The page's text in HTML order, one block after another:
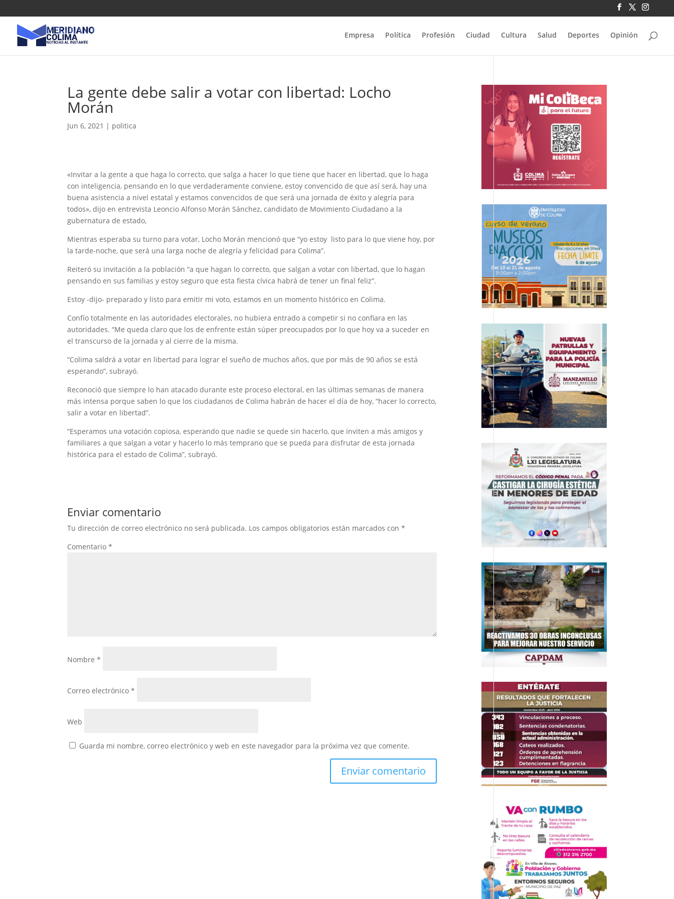
Empresa Política Profesión Ciudad Cultura Salud Deportes Opinión
La gente debe salir a votar con libertad: Locho
Morán
Jun 6, 2021 | politica
«Invitar a la gente a que haga lo correcto, que salga a hacer lo que tiene que hacer en libertad, que lo haga
con inteligencia, pensando en lo que verdaderamente conviene, estoy convencido de que así será, hay una
buena asistencia a nivel estatal y estamos convencidos de que será una jornada de éxito y alegría para
todos», dijo en entrevista Leoncio Alfonso Morán Sánchez, candidato de Movimiento Ciudadano a la
gubernatura de estado,
Mientras esperaba su turno para votar, Locho Morán mencionó que “yo estoy listo para lo que viene hoy, por
la tarde-noche, que será una larga noche de alegría y felicidad para Colima”.
Reiteró su invitación a la población “a que hagan lo correcto, que salgan a votar con libertad, que lo hagan
pensando en sus familias y estoy seguro que esta fiesta cívica habrá de tener un final feliz”.
Estoy -dijo- preparado y listo para emitir mi voto, estamos en un momento histórico en Colima.
Confío totalmente en las autoridades electorales, no hubiera entrado a competir si no confiara en las
autoridades. “Me queda claro que los de enfrente están súper preocupados por lo que hoy va a suceder en
el transcurso de la jornada y al cierre de la misma.
“Colima saldrá a votar en libertad para lograr el sueño de muchos años, que por más de 90 años se está
esperando”, subrayó.
Reconoció que siempre lo han atacado durante este proceso electoral, en las últimas semanas de manera
más intensa porque saben lo que los ciudadanos de Colima habrán de hacer el día de hoy, “hacer lo correcto,
salir a votar en libertad”.
“Esperamos una votación copiosa, esperando que nadie se quede sin hacerlo, que inviten a más amigos y
familiares a que salgan a votar y hacerlo lo más temprano que se pueda para disfrutar de esta jornada
histórica para el estado de Colima”, subrayó.
Enviar comentario
Tu dirección de correo electrónico no será publicada. Los campos obligatorios están marcados con*
Comentario*
Nombre*
Correo electrónico*
Web
Guarda mi nombre, correo electrónico y web en este navegador para la próxima vez que comente.